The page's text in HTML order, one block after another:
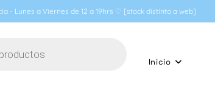
- Lunes a Viernes de 12 a 19hrs ♡ [stock distinto a web]
Inicio